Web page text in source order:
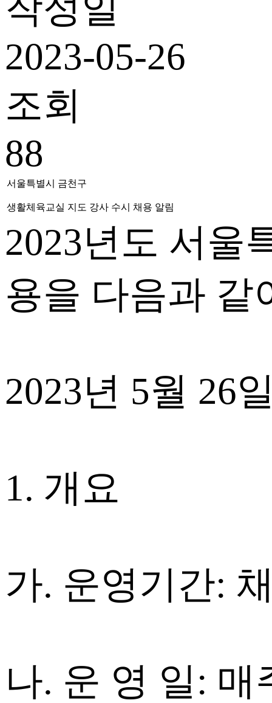
2023-05-26
조회
88
서울특별시 금천구
생활체육교실 지도 강사 수시 채용 알림
2023년도 서울
용을 다음과 같
2023년 5월 26
1. 개요
가. 운영기간:
나. 운 영 일: 매